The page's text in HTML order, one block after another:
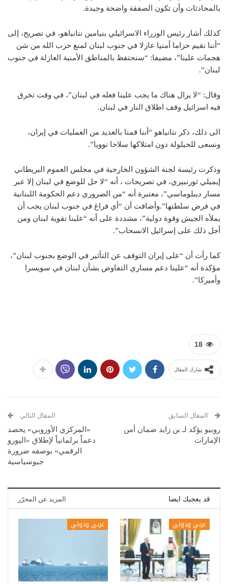
بالمحادثات وأن تكون الصفقة واضحة وجيدة.
كذلك أشار رئيس الوزراء الاسرائيلي ​بنيامين نتانياهو​، في تصريح، إلى
“أننا نقيم حزاما أمنيا عازلا في جنوب ​لبنان​ لمنع حزب الله من شن
هجمات علينا”، مضيفا: “سنحتفظ بالمناطق الأمنية العازلة في جنوب
لبنان”.
وقال: “لا يزال هناك ما يجب علينا فعله في لبنان”، في وقت تخرق
فيه اسرائيل وقف اطلاق النار في لبنان.
الى ذلك، ذكر نتانياهو “أننا قمنا بالعديد من العمليات في إيران،
ونسعى للحيلولة دون امتلاكها سلاحا نوويا”.
وذكرت رئيسة لجنة الشؤون الخارجية في مجلس العموم البريطاني ​
إيميلي ثورنبيري​، في تصريحات ، أنه “لا حل للوضع في لبنان إلا عبر
مسار ديبلوماسي”، معتبرة أنه “من الضروري دعم الحكومة اللبنانية
في فرض سلطتها”.وأضافت أن “أي فراغ في جنوب لبنان يجب أن
يملأه الجيش وقوة دولية”، مشددة على أنه “علينا تقوية لبنان ومن
أجل ذلك على إسرائيل الانسحاب”.
كما رأت أن “على إيران التوقف عن التأثير في الوضع بجنوب لبنان”،
مؤكدة أنه “علينا دعم مساري التفاوض بشأن لبنان في سويسرا
وأميركا”.
18
شارك المقال
المقال السابق
روبيو يؤكد لـ بن زايد ضمان أمن
الإمارات
المقال التالي
«المركزي الأوروبي» يحصد
دعماً برلمانياً لإطلاق «اليورو
الرقمي» بوصفه ضرورة
جيوسياسية
قد يعجبك ايضا المزيد عن المحرّر
عربي ودولي عربي ودولي